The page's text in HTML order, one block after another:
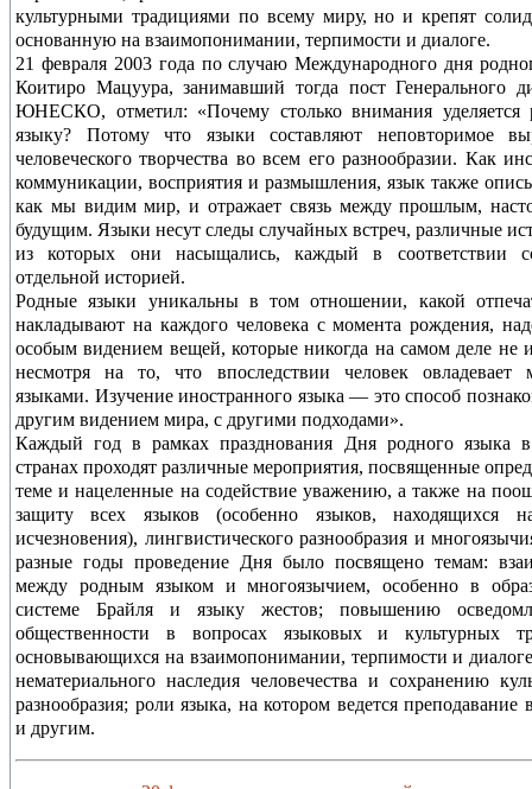
культурными традициями по всему миру, но и крепят
основанную на взаимопонимании, терпимости и диалоге.
21 февраля 2003 года по случаю Международного дня
Коитиро Мацуура, занимавший тогда пост Генерального
ЮНЕСКО, отметил: «Почему столько внимания уделяется
языку? Потому что языки составляют неповторимое
человеческого творчества во всем его разнообразии. Как
коммуникации, восприятия и размышления, язык также
как мы видим мир, и отражает связь между прошлым,
будущим. Языки несут следы случайных встреч, различные
из которых они насыщались, каждый в соответствии
отдельной историей.
Родные языки уникальны в том отношении, какой
накладывают на каждого человека с момента рождения,
особым видением вещей, которые никогда на самом деле не
несмотря на то, что впоследствии человек овладевает
языками. Изучение иностранного языка — это способ
другим видением мира, с другими подходами».
Каждый год в рамках празднования Дня родного языка
странах проходят различные мероприятия, посвященные
теме и нацеленные на содействие уважению, а также на
защиту всех языков (особенно языков, находящихся
исчезновения), лингвистического разнообразия и
разные годы проведение Дня было посвящено темам:
между родным языком и многоязычием, особенно в
системе Брайля и языку жестов; повышению
общественности в вопросах языковых и культурных
основывающихся на взаимопонимании, терпимости и
нематериального наследия человечества и сохранению
разнообразия; роли языка, на котором ведется преподавание
и другим.